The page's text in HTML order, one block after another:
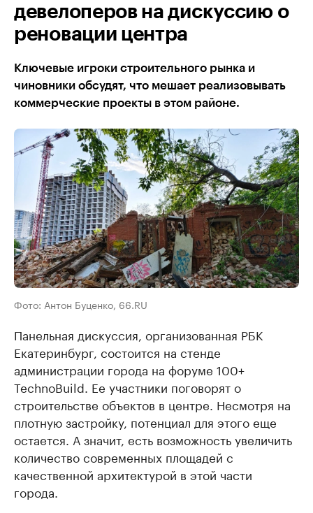
девелоперов на дискуссию о
реновации центра
Ключевые игроки строительного рынка и
чиновники обсудят, что мешает реализовывать
коммерческие проекты в этом районе.
Фото: Антон Буценко, 66.RU
Панельная дискуссия, организованная РБК
Екатеринбург, состоится на стенде
администрации города на форуме 100+
TechnoBuild. Ее участники поговорят о
строительстве объектов в центре. Несмотря на
плотную застройку, потенциал для этого еще
остается. А значит, есть возможность увеличить
количество современных площадей с
качественной архитектурой в этой части
города.